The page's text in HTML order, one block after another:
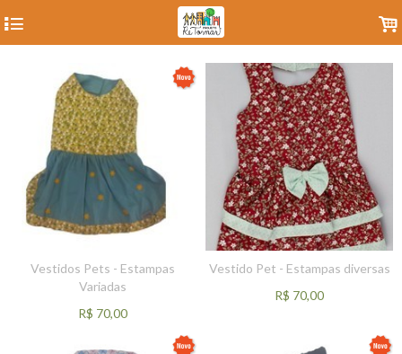
4 .
Vestidos Pets - Estampas
Variadas
R$ 70,00
Vestido Pet - Estampas diversas
R$ 70,00